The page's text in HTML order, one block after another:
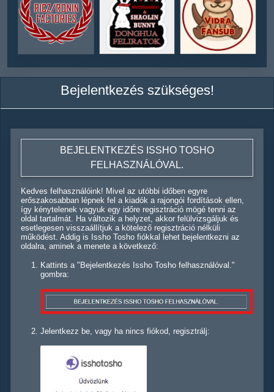
Bejelentkezés szükséges!
BEJELENTKEZÉS ISSHO TOSHO
FELHASZNÁLÓVAL.
Kedves felhasználóink! Mivel az utóbbi időben egyre
erőszakosabban lépnek fel a kiadók a rajongói fordítások ellen,
így kénytelenek vagyuk egy időre regisztráció mögé tenni az
oldal tartalmát. Ha változik a helyzet, akkor felülvizsgáljuk és
esetlegesen visszaállítjuk a kötelező regisztráció nélküli
működést. Addig is Issho Tosho fiókkal lehet bejelentkezni az
oldalra, aminek a menete a következő:
Kattints a "Bejelentkezés Issho Tosho felhasználóval."
gombra:
Jelentkezz be, vagy ha nincs fiókod, regisztrálj: